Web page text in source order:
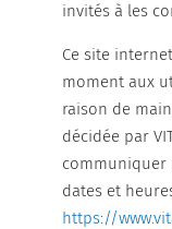
invités à les
Ce site
moment aux
raison de
décidée par
communiquer
dates et
https://